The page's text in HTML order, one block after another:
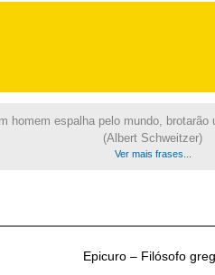
homem espalha pelo mundo,
(Albert Schweitzer)
Ver mais frases...
Epicuro – Filósofo